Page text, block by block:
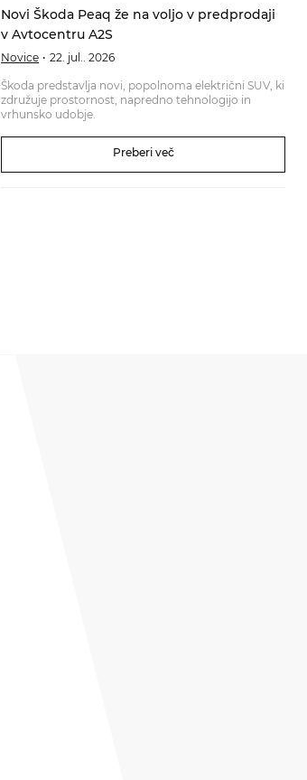
Novi Škoda Peaq že na voljo v predprodaji
v Avtocentru A2S
Novice 22. jul.. 2026
Škoda predstavlja novi, popolnoma električni SUV, ki
združuje prostornost, napredno tehnologijo in
vrhunsko udobje.
Preberi več